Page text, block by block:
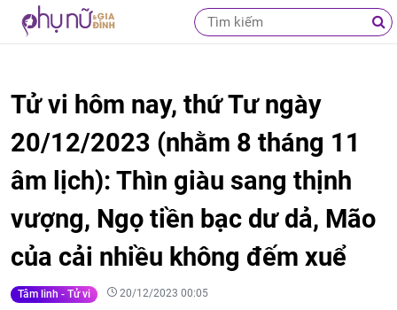
Tử vi hôm nay, thứ Tư ngày
20/12/2023 (nhằm 8 tháng 11
âm lịch): Thìn giàu sang thịnh
vượng, Ngọ tiền bạc dư dả, Mão
của cải nhiều không đếm xuể
Tâm linh - Tử vi 20/12/2023 00:05